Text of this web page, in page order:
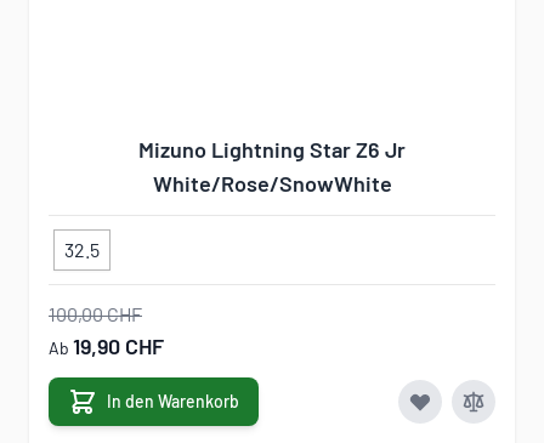
Mizuno Lightning Star Z6 Jr
White/Rose/SnowWhite
32.5
100,00 CHF
Ab 19,90 CHF
In den Warenkorb